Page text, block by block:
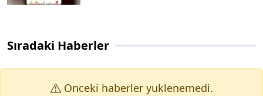
Sıradaki Haberler
Onceki haberler yuklenemedi.